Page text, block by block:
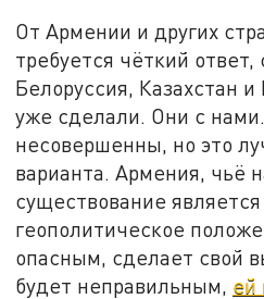
От Армении и других
требуется чёткий ответ,
Белоруссия, Казахстан
уже сделали. Они с
несовершенны, но это
варианта. Армения, чьё
существование
геополитическое
опасным, сделает свой
будет неправильным, ей